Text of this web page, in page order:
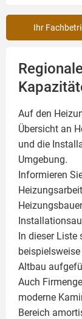
Ihr
Auf den
Übersicht an
und die
Umgebung.
Informieren
In dieser Liste
Altbau
Auch
moderne
Bereich